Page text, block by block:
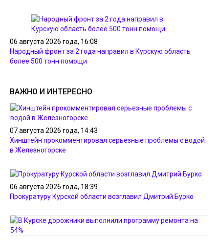
06 августа 2026 года, 16:08
Народный фронт за 2 года направил в Курскую область
более 500 тонн помощи
ВАЖНО И ИНТЕРЕСНО
07 августа 2026 года, 14:43
Хинштейн прокомментировал серьезные проблемы с водой
в Железногорске
06 августа 2026 года, 18:39
Прокуратуру Курской области возглавил Дмитрий Бурко